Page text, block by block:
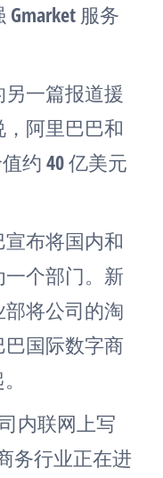
服务
一篇报道援
阿里巴巴和
约 40 亿美元
布将国内和
个部门。新
将公司的淘
国际数字商
内联网上写
务行业正在进